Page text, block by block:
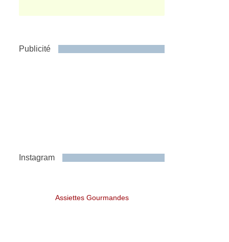
Publicité
Instagram
Assiettes Gourmandes